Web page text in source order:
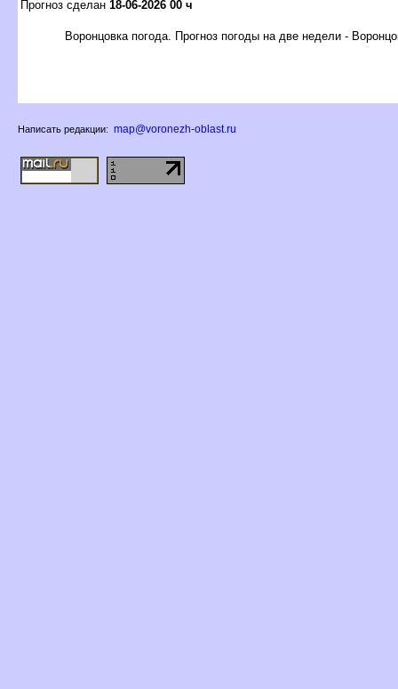
Прогноз сделан 18-06-2026 00 ч
оронцовка погода. Прогноз погоды на две недели -
Написать редакции: map@voronezh-oblast.ru